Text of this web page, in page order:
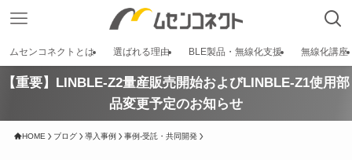
ムセンコネクトとは 選ばれる理由 BLE製品・無線化支援 無線化講座
【重要】LINBLE-Z2量産販売開始およびLINBLE-Z1使用部
品変更予定のお知らせ
HOME ブログ 導入事例 事例-受託・共同開発